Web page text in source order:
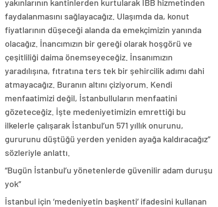
yakınlarının kantinlerden kurtularak İBB hizmetinden
faydalanmasını sağlayacağız. Ulaşımda da, konut
fiyatlarının düşeceği alanda da emekçimizin yanında
olacağız. İnancımızın bir gereği olarak hoşgörü ve
çeşitliliği daima önemseyeceğiz. İnsanımızın
yaradılışına, fıtratına ters tek bir şehircilik adımı dahi
atmayacağız. Buranın altını çiziyorum. Kendi
menfaatimizi değil, İstanbulluların menfaatini
gözeteceğiz. İşte medeniyetimizin emrettiği bu
ilkelerle çalışarak İstanbul’un 571 yıllık onurunu,
gururunu düştüğü yerden yeniden ayağa kaldıracağız”
sözleriyle anlattı.
“Bugün İstanbul’u yönetenlerde güvenilir adam duruşu
yok”
İstanbul için ‘medeniyetin başkenti’ ifadesini kullanan